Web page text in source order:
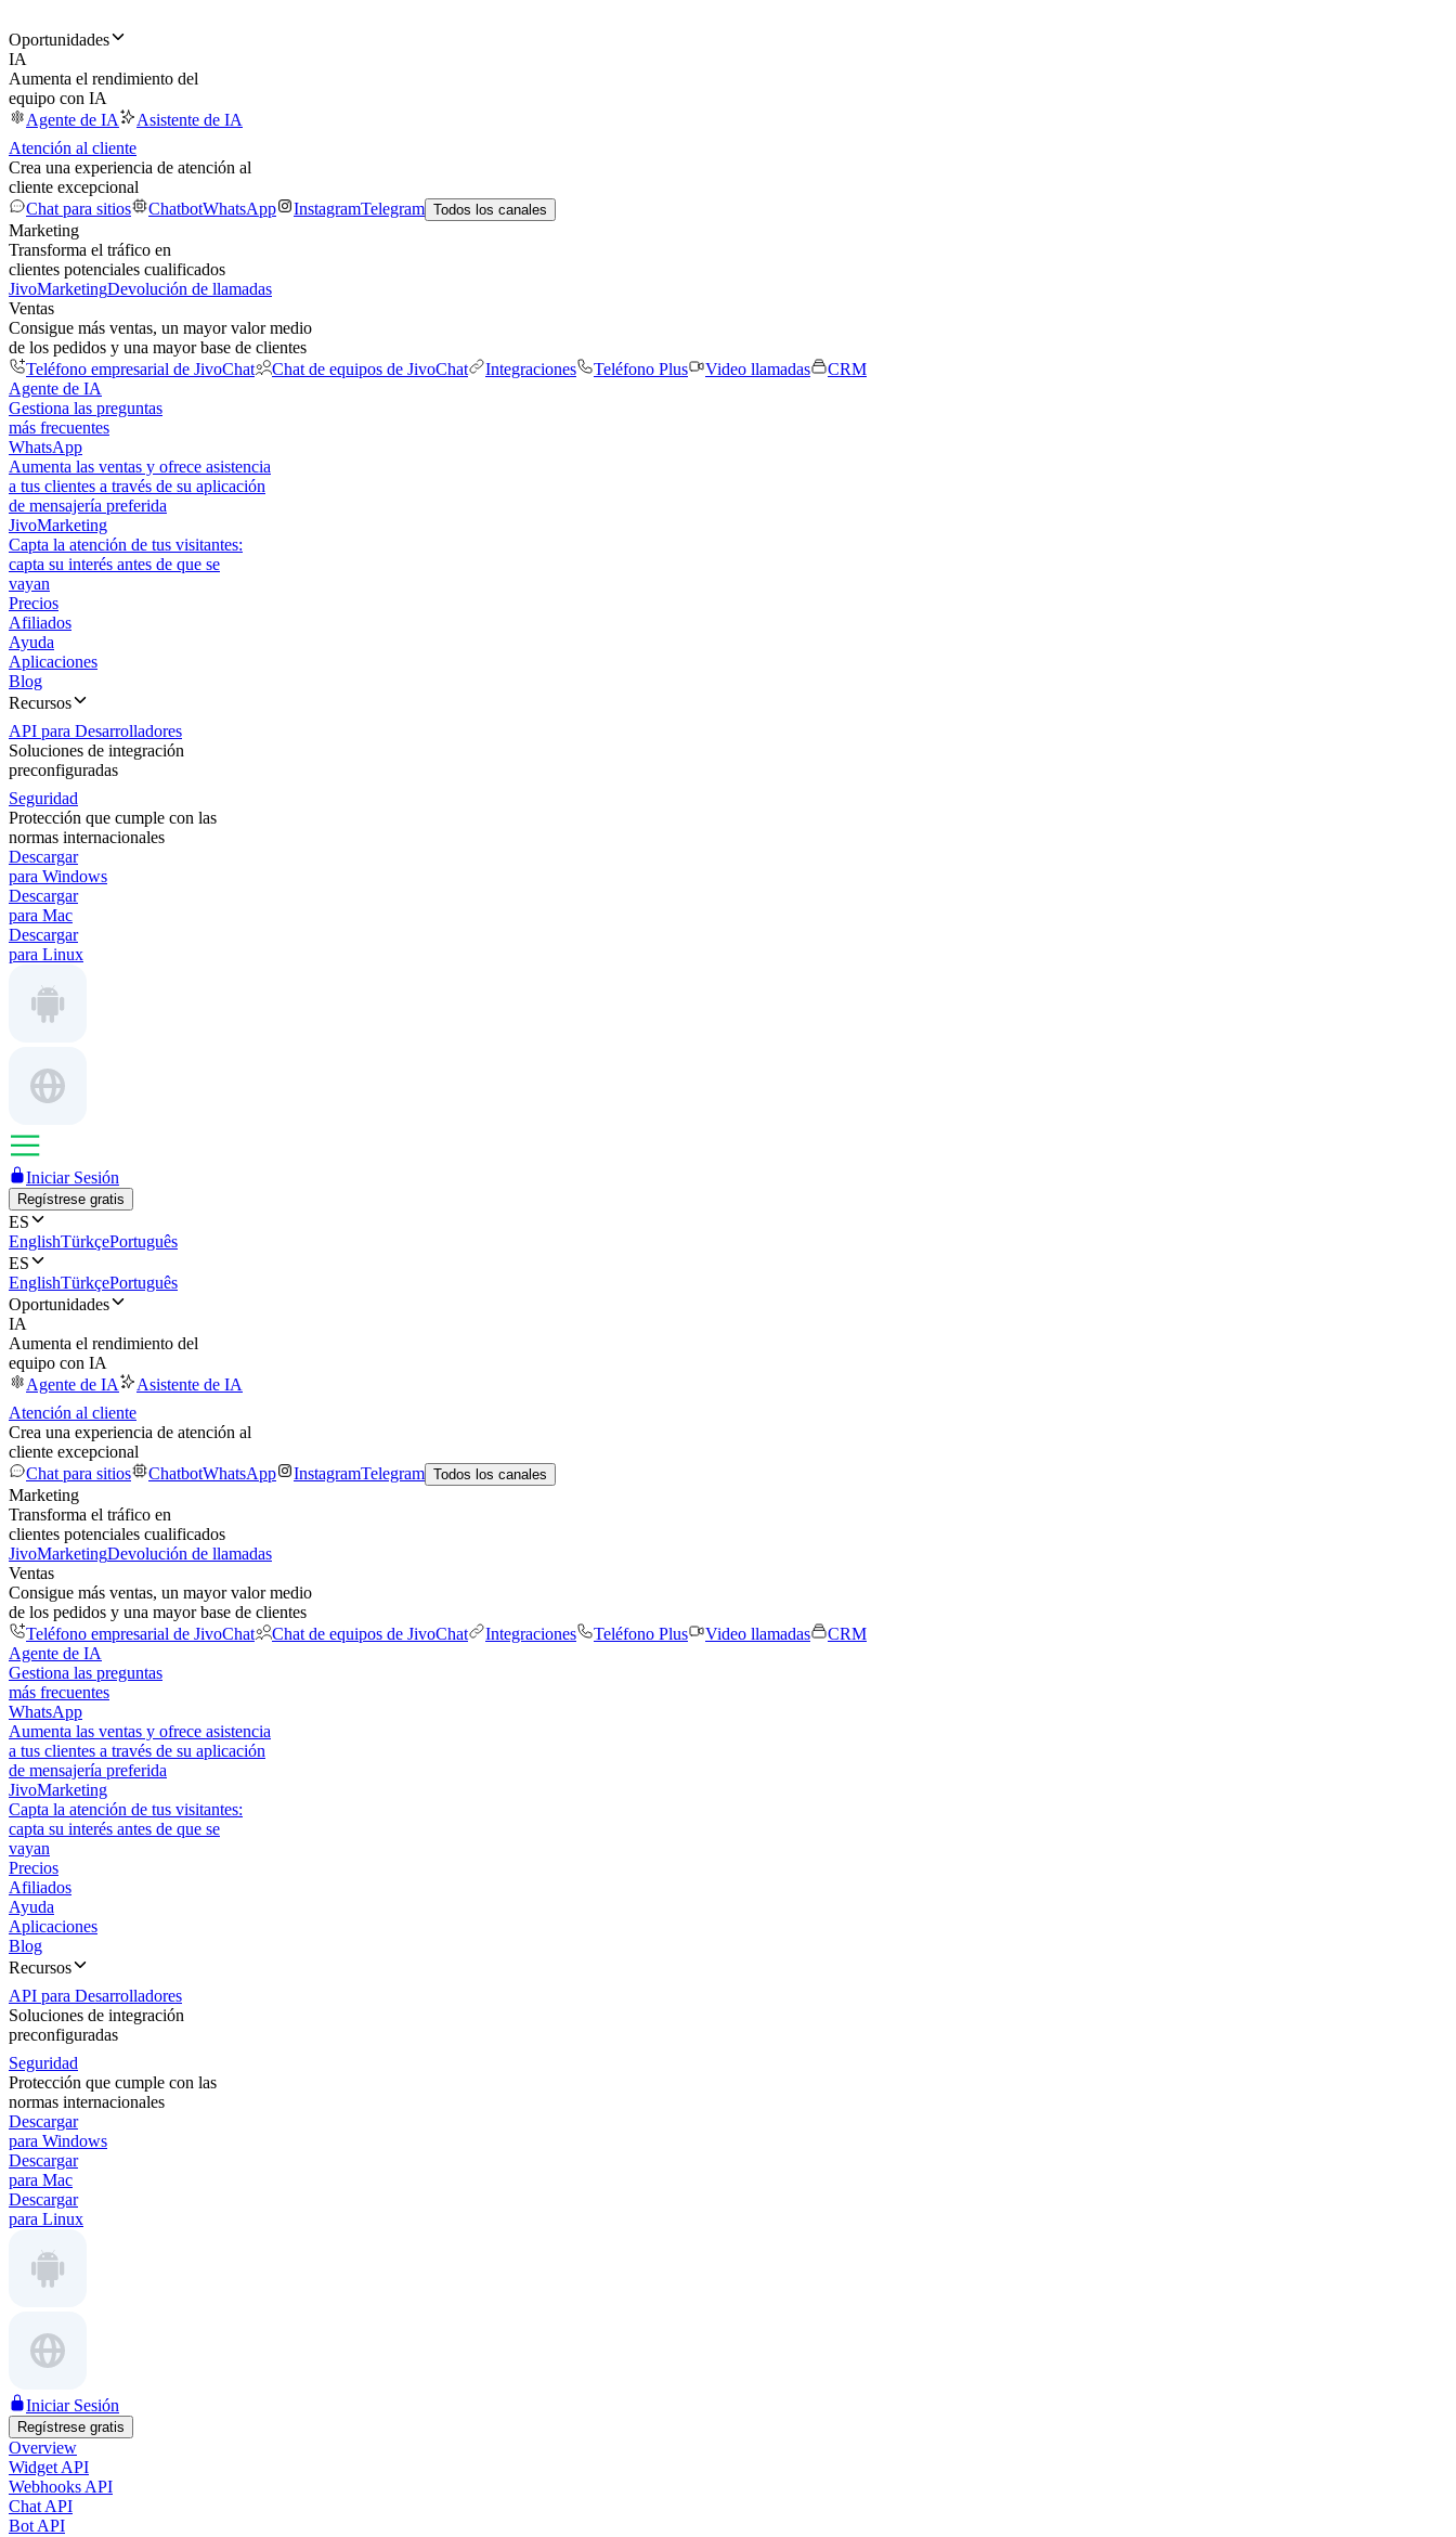
Oportunidades
IA
Aumenta el rendimiento del
equipo con IA
Agente de IA
Asistente de IA
Atención al cliente
Crea una experiencia de atención al
cliente excepcional
Chat para sitios
ChatbotWhatsApp InstagramTelegram Todos los canales
Marketing
Transforma el tráfico en
clientes potenciales cualificados
JivoMarketingDevolución de llamadas
Ventas
Consigue más ventas, un mayor valor medio
de los pedidos y una mayor base de clientes
Teléfono empresarial de JivoChat
Chat de equipos de JivoChat Integraciones Teléfono Plus Video llamadas
CRM
Agente de IA
Gestiona las preguntas
más frecuentes
WhatsApp
Aumenta las ventas y ofrece asistencia
a tus clientes a través de su aplicación
de mensajería preferida
JivoMarketing
Capta la atención de tus visitantes:
capta su interés antes de que se
vayan
Precios
Afiliados
Ayuda
Aplicaciones
Blog
Recursos
API para Desarrolladores
Soluciones de integración
preconfiguradas
Seguridad
Protección que cumple con las
normas internacionales
Descargar
para Windows
Descargar
para Mac
Descargar
para Linux
Iniciar Sesión
Regístrese gratis
ES
EnglishTürkçePortuguês
ES
EnglishTürkçePortuguês
Oportunidades
IA
Aumenta el rendimiento del
equipo con IA
Agente de IA
Asistente de IA
Atención al cliente
Crea una experiencia de atención al
cliente excepcional
Chat para sitios
ChatbotWhatsApp InstagramTelegram Todos los canales
Marketing
Transforma el tráfico en
clientes potenciales cualificados
JivoMarketingDevolución de llamadas
Ventas
Consigue más ventas, un mayor valor medio
de los pedidos y una mayor base de clientes
Teléfono empresarial de JivoChat
Chat de equipos de JivoChat Integraciones Teléfono Plus Video llamadas
CRM
Agente de IA
Gestiona las preguntas
más frecuentes
WhatsApp
Aumenta las ventas y ofrece asistencia
a tus clientes a través de su aplicación
de mensajería preferida
JivoMarketing
Capta la atención de tus visitantes:
capta su interés antes de que se
vayan
Precios
Afiliados
Ayuda
Aplicaciones
Blog
Recursos
API para Desarrolladores
Soluciones de integración
preconfiguradas
Seguridad
Protección que cumple con las
normas internacionales
Descargar
para Windows
Descargar
para Mac
Descargar
para Linux
Iniciar Sesión
Regístrese gratis
Overview
Widget API
Webhooks API
Chat API
Bot API